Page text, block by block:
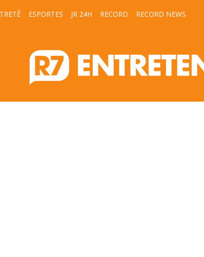
ESPORTES JR 24H RECORD RECORD NEWS